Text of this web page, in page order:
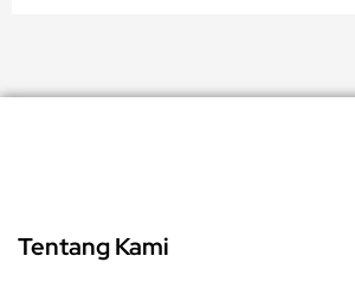
Tentang Kami